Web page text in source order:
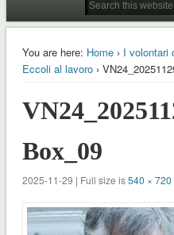
You are here: Home› I volontari
Eccoli al lavoro›
Box_09
2025-11-29 | Full size is540 × 720